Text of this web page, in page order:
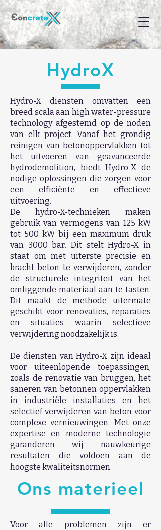
HydroX
Hydro-X diensten omvatten een
breed scala aan high water-pressure
technology afgestemd op de noden
van elk project. Vanaf het grondig
reinigen van betonoppervlakken tot
het uitvoeren van geavanceerde
hydrodemolition, biedt Hydro-X de
nodige oplossingen die zorgen voor
een efficiënte en effectieve
uitvoering.
De hydro-X-technieken maken
gebruik van vermogens van 125 kW
tot 500 kW bij een maximum druk
van 3000 bar. Dit stelt Hydro-X in
staat om met uiterste precisie en
kracht beton te verwijderen, zonder
de structurele integriteit van het
omliggende materiaal aan te tasten.
Dit maakt de methode uitermate
geschikt voor renovaties, reparaties
en situaties waarin selectieve
verwijdering noodzakelijk is.
De diensten van Hydro-X zijn ideaal
voor uiteenlopende toepassingen,
zoals de renovatie van bruggen, het
saneren van betonnen oppervlakken
in industriële installaties en het
selectief verwijderen van beton voor
complexe vernieuwingen. Met onze
expertise en moderne technologie
garanderen wij nauwkeurige
resultaten die voldoen aan de
hoogste kwaliteitsnormen.
Ons materieel
Voor alle problemen zijn er